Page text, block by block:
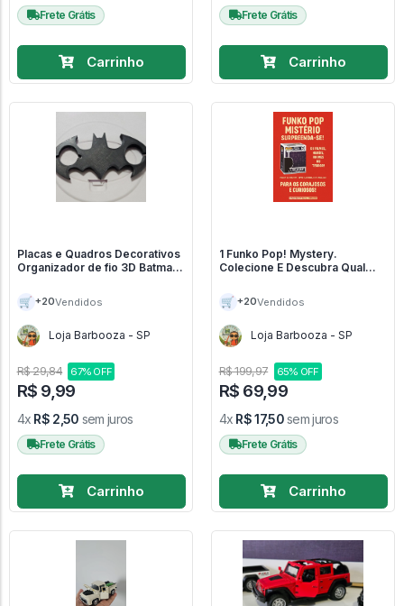
Frete Grátis
Carrinho
Frete Grátis
Carrinho
Placas e Quadros Decorativos
Organizador de fio 3D Batman
🛒 +20Vendidos
Loja Barbooza - SP
R$ 29,84 67% OFF
R$ 9,99
4x R$ 2,50 sem juros
Frete Grátis
Carrinho
1 Funko Pop! Mystery.
Colecione E Descubra Qual
🛒 +20Vendidos
Loja Barbooza - SP
R$ 199,97 65% OFF
R$ 69,99
4x R$ 17,50sem juros
Frete Grátis
Carrinho